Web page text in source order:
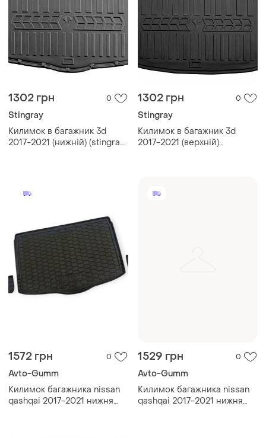
1302 грн 0
Stingray
Килимок в багажник 3d
2017-2021 (нижній) (stingray)
1302 грн 0
Stingray
Килимок в багажник 3d
2017-2021 (верхній)
1572 грн 0
Avto-Gumm
Килимок багажника nissan
qashqai 2017-2021 нижня
1529 грн 0
Avto-Gumm
Килимок багажника nissan
qashqai 2017-2021 нижня